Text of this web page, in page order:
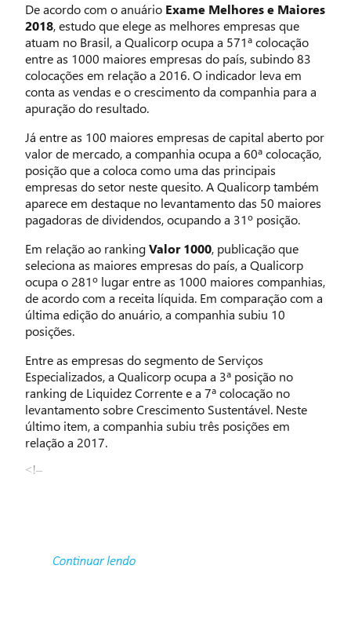
De acordo com o anuário Exame Melhores e Maiores
2018, estudo que elege as melhores empresas que
atuam no Brasil, a Qualicorp ocupa a 571ª colocação
entre as 1000 maiores empresas do país, subindo 83
colocações em relação a 2016. O indicador leva em
conta as vendas e o crescimento da companhia para a
apuração do resultado.
Já entre as 100 maiores empresas de capital aberto por
valor de mercado, a companhia ocupa a 60ª colocação,
posição que a coloca como uma das principais
empresas do setor neste quesito. A Qualicorp também
aparece em destaque no levantamento das 50 maiores
pagadoras de dividendos, ocupando a 31º posição.
Em relação ao rankingValor 1000, publicação que
seleciona as maiores empresas do país, a Qualicorp
ocupa o 281º lugar entre as 1000 maiores companhias,
de acordo com a receita líquida. Em comparação com a
última edição do anuário, a companhia subiu 10
posições.
Entre as empresas do segmento de Serviços
Especializados, a Qualicorp ocupa a 3ª posição no
ranking de Liquidez Corrente e a 7ª colocação no
levantamento sobre Crescimento Sustentável. Neste
último item, a companhia subiu três posições em
relação a 2017.
<!–